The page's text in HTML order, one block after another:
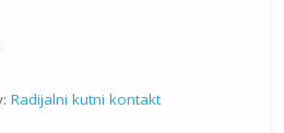
Radijalni kutni kontakt